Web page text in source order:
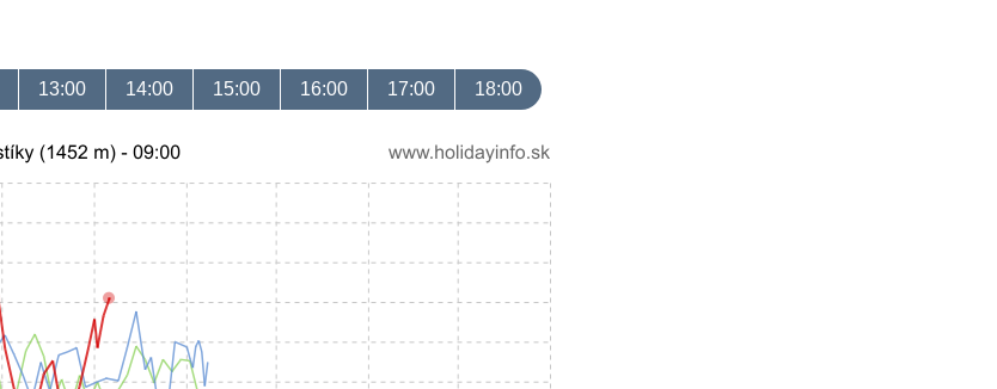
13:00 14:00 15:00 16:00 17:00 18:00